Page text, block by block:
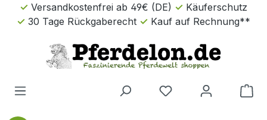
Zum Hauptinhalt springen
Versandkostenfrei ab 49€ (DE)
Käuferschutz
30 Tage Rückgaberecht
Kauf auf Rechnung**